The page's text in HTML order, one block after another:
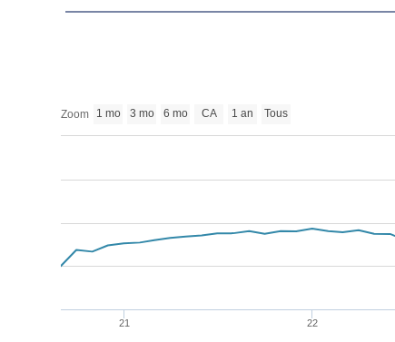
Zoom 1 mo 3 mo 6 mo CA 1 an Tous
21 22